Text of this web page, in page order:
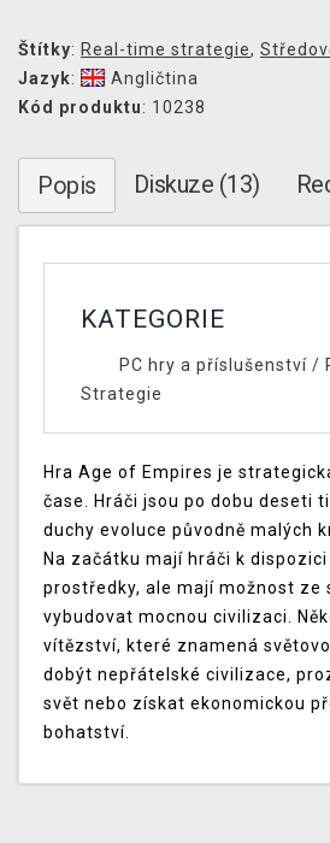
Štítky: Real-time strategie,
Jazyk:
Angličtina
Kód produktu: 10238
Popis Diskuze (13)
KATEGORIE
PC hry a příslušenství/
Strategie
Hra Age of Empires je
čase. Hráči jsou po dobu deseti
duchy evoluce původně malých
Na začátku mají hráči k
prostředky, ale mají možnost ze
vybudovat mocnou civilizaci.
vítězství, které znamená
dobýt nepřátelské civilizace,
svět nebo získat ekonomickou
bohatství.